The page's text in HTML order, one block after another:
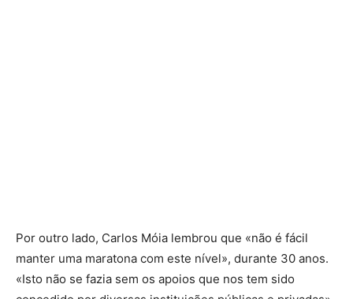
Por outro lado, Carlos Móia lembrou que «não é fácil
manter uma maratona com este nível», durante 30 anos.
«Isto não se fazia sem os apoios que nos tem sido